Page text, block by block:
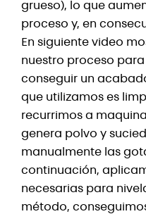
grueso), lo que
proceso y, en
En siguiente video
nuestro proceso
conseguir un
que utilizamos es
recurrimos a
genera polvo y
manualmente las
continuación,
necesarias para
método,